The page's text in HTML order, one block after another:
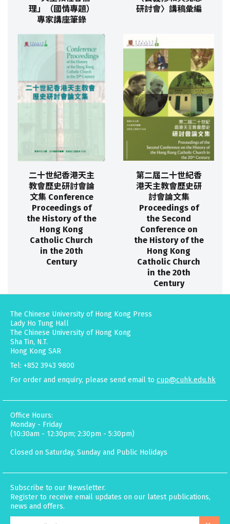
理」（國情專題）
專家講座筆錄
研討會〉講稿彙編
二十世紀香港天主
教會歷史研討會論
文集 Conference
Proceedings of
the History of the
Hong Kong
Catholic Church
in the 20th
Century
第二屆二十世紀香
港天主教會歷史研
討會論文集
Proceedings of
the Second
Conference on
the History of the
Hong Kong
Catholic Church
in the 20th
Century
The Chinese University of Hong Kong Press
Lady Ho Tung Hall
The Chinese University of Hong Kong
Sha Tin, N.T.
Hong Kong SAR
Tel: +852 3943 9800
For order and enquiry, please send email to cup@cuhk.edu.hk
Office Hours:
Monday - Friday
(10:30am - 12:30pm; 2:30pm - 5:30pm)
Closed on Saturday, Sunday and Public Holidays
Subscribe to our Newsletter.
Register to receive email updates on our latest publications,
news and offers.